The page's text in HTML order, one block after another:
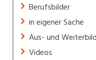
Berufsbilder
in eigener Sache
Aus- und
Videos